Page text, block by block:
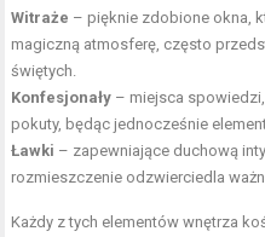
Witraże – pięknie zdobione okna,
magiczną atmosferę, często
świętych.
Konfesjonały – miejsca
pokuty, będąc jednocześnie
Ławki – zapewniające duchową
rozmieszczenie odzwierciedla
Każdy z tych elementów wnętrza